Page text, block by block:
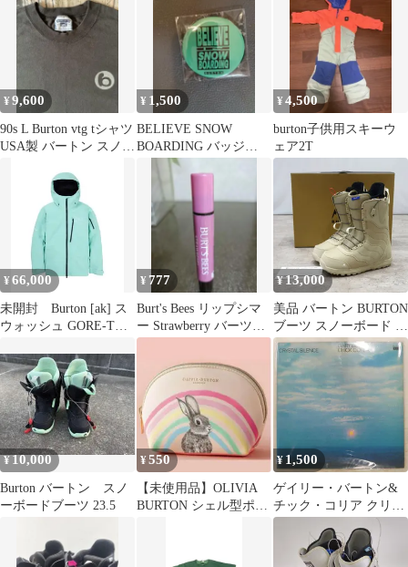
¥9,600
90s L Burton vtg tシャツ
USA製 バートン スノボ
¥ 1,500
BELIEVE SNOW
BOARDING バッジ
Burton
¥4,500
burton子供用スキーウ
ェア2T
¥66,000
未開封 Burton [ak] ス
ウォッシュ GORE-TEX
¥ 777
Burt's Bees リップシマ
ー Strawberry バーツビ
ーズ
¥13,000
美品 バートン BURTON
ブーツ スノーボード ミ
ント MINT レディース
¥10,000
Burton バートン スノ
ーボードブーツ 23.5
¥550
【未使用品】OLIVIA
BURTON シェル型ポー
¥1,500
ゲイリー・バートン&
チック・コリア クリス
タル・サイレンス ECM
PA7074 LP